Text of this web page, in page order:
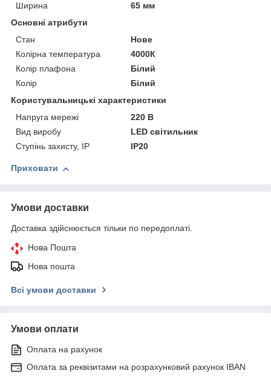
Ширина
65 мм
Основні атрибути
Стан
Нове
Колірна температура
4000К
Колір плафона
Білий
Колір
Білий
Користувальницькі характеристики
Напруга мережі
220 В
Вид виробу
LED світильник
Ступінь захисту, IP
IP20
Приховати
Умови доставки
Доставка здійснюється тільки по передоплаті.
Нова Пошта
Нова пошта
Всі умови доставки
Умови оплати
Оплата на рахунок
Оплата за реквізитами на розрахунковий рахунок IBAN